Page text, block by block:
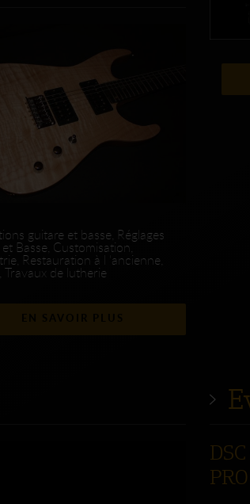
guitare et basse, Réglages
Basse, Customisation,
Restauration à l 'ancienne,
Travaux de lutherie
PRO